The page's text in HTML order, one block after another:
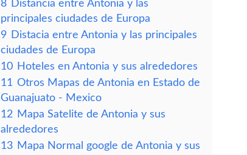
8 Distancia entre Antonia y las
principales ciudades de Europa
9 Distacia entre Antonia y las principales
ciudades de Europa
10 Hoteles en Antonia y sus alrededores
11 Otros Mapas de Antonia en Estado de
Guanajuato - Mexico
12 Mapa Satelite de Antonia y sus
alrededores
13 Mapa Normal google de Antonia y sus